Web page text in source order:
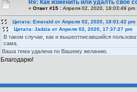
Re: Как изменить или удалть свое
« Ответ #15 : Апреля 02, 2020, 18:03:49 pm
Цитата: Emerald от Апреля 02, 2020, 18:01:42 pm
Цитата: Jadzia от Апреля 02, 2020, 17:37:27 pm
В таком случае, как и вышеотписавшийся
сама.
Ваша тема удалена по Вашему желанию.
Благодарю!